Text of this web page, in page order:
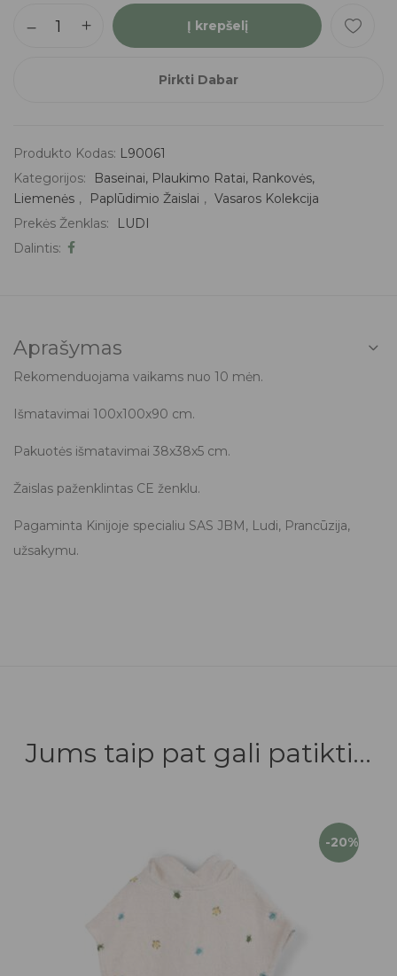
Į krepšelį
Pirkti Dabar
Produkto Kodas: L90061
Kategorijos:
Baseinai, Plaukimo Ratai, Rankovės,
Liemenės , Paplūdimio Žaislai , Vasaros Kolekcija
Prekės Ženklas:
LUDI
Dalintis:
Aprašymas
Rekomenduojama vaikams nuo 10 mėn.
Išmatavimai 100x100x90 cm.
Pakuotės išmatavimai 38x38x5 cm.
Žaislas paženklintas CE ženklu.
Pagaminta Kinijoje specialiu SAS JBM, Ludi, Prancūzija,
užsakymu.
Jums taip pat gali patikti...
-20%